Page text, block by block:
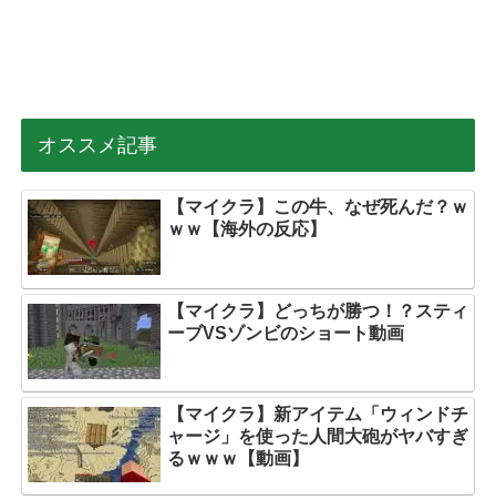
オススメ記事
【マイクラ】この牛、なぜ死んだ？ｗ
ｗｗ【海外の反応】
【マイクラ】どっちが勝つ！？スティ
ーブVSゾンビのショート動画
【マイクラ】新アイテム「ウィンドチ
ャージ」を使った人間大砲がヤバすぎ
るｗｗｗ【動画】